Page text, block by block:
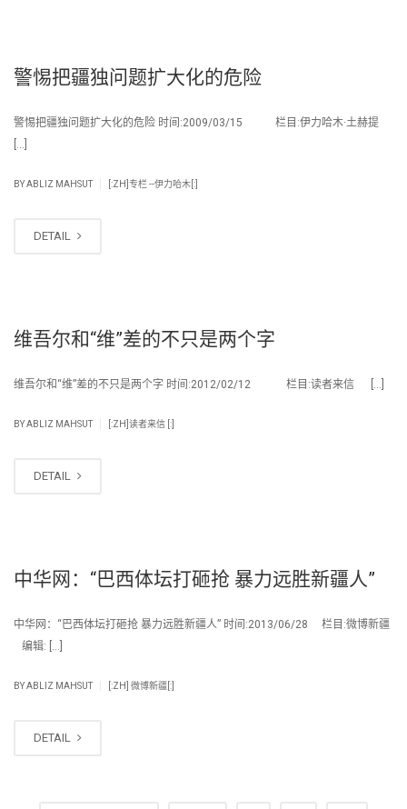
警惕把疆独问题扩大化的危险
警惕把疆独问题扩大化的危险 时间:2009/03/15 栏目:伊力哈木·土赫提
[…]
BYABLIZ MAHSUT [:ZH]专栏 --伊力哈木[:]
DETAIL
维吾尔和“维”差的不只是两个字
维吾尔和“维”差的不只是两个字 时间:2012/02/12 栏目:读者来信 […]
BYABLIZ MAHSUT [:ZH]读者来信 [:]
DETAIL
中华网：“巴西体坛打砸抢 暴力远胜新疆人”
中华网：“巴西体坛打砸抢 暴力远胜新疆人” 时间:2013/06/28 栏目:微博新疆
编辑: […]
BYABLIZ MAHSUT [:ZH] 微博新疆[:]
DETAIL